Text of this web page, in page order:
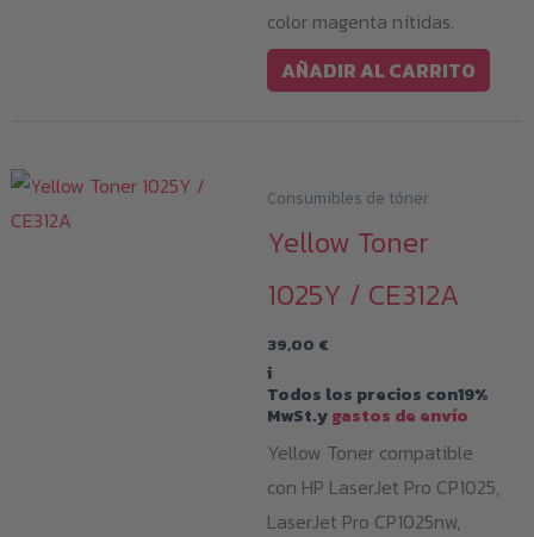
color magenta nítidas.
AÑADIR AL CARRITO
Consumibles de tóner
Yellow Toner
1025Y / CE312A
39,00 €
i
Todos los precios con19%
MwSt.ygastos de envío
Yellow Toner compatible
con HP LaserJet Pro CP1025,
LaserJet Pro CP1025nw,